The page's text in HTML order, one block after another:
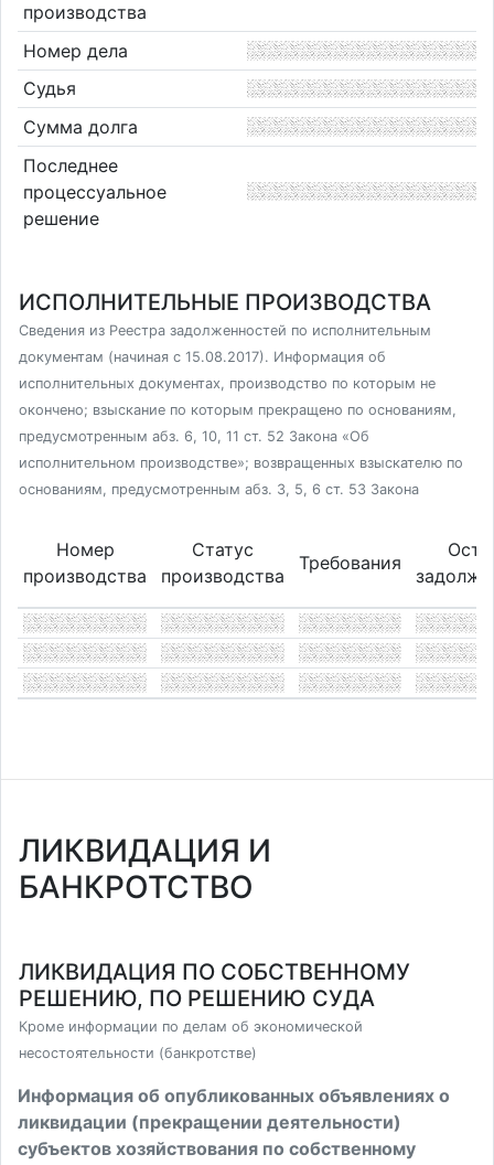
производства
Номер дела
Судья
Сумма долга
Последнее
процессуальное
решение
ИСПОЛНИТЕЛЬНЫЕ ПРОИЗВОДСТВА
Сведения из Реестра задолженностей по исполнительным
документам (начиная с 15.08.2017). Информация об
исполнительных документах, производство по которым не
окончено; взыскание по которым прекращено по основаниям,
предусмотренным абз. 6, 10, 11 ст. 52 Закона «Об
исполнительном производстве»; возвращенных взыскателю по
основаниям, предусмотренным абз. 3, 5, 6 ст. 53 Закона
Номер
производства
Статус
производства
Требования
ЛИКВИДАЦИЯ И
БАНКРОТСТВО
ЛИКВИДАЦИЯ ПО СОБСТВЕННОМУ
РЕШЕНИЮ, ПО РЕШЕНИЮ СУДА
Кроме информации по делам об экономической
несостоятельности (банкротстве)
Информация об опубликованных объявлениях о
ликвидации (прекращении деятельности)
субъектов хозяйствования по собственному